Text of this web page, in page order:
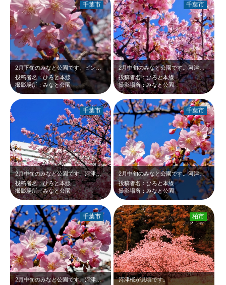
2月下旬のみなと公園です。ピンクの河津桜が青空に映えて綺麗だったのでアップで撮…
投稿者名：ひろと本線
撮影場所：みなと公園
千葉市
2月中旬のみなと公園です。河津桜が見頃でした。濃いピンクの花が青空に映えて綺麗…
投稿者名：ひろと本線
撮影場所：みなと公園
千葉市
2月中旬のみなと公園です。河津桜が見頃でした。濃いピンクの花が青空と白い千葉市…
投稿者名：ひろと本線
撮影場所：みなと公園
千葉市
2月中旬のみなと公園です。河津桜が見頃でした。濃いピンクの花が青空に映えて綺麗…
投稿者名：ひろと本線
撮影場所：みなと公園
千葉市
2月中旬のみなと公園です。河津桜が見頃だったのでアップで撮りました。濃いピンク…
千葉市
河津桜が見頃です。
柏市